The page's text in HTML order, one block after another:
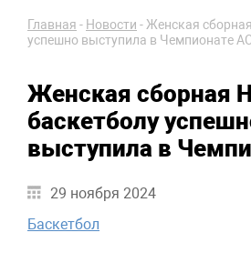
Главная - Новости -Женская
успешно выступила в Чемпионате
Женская сборная
баскетболу
выступила в
29 ноября 2024
Баскетбол